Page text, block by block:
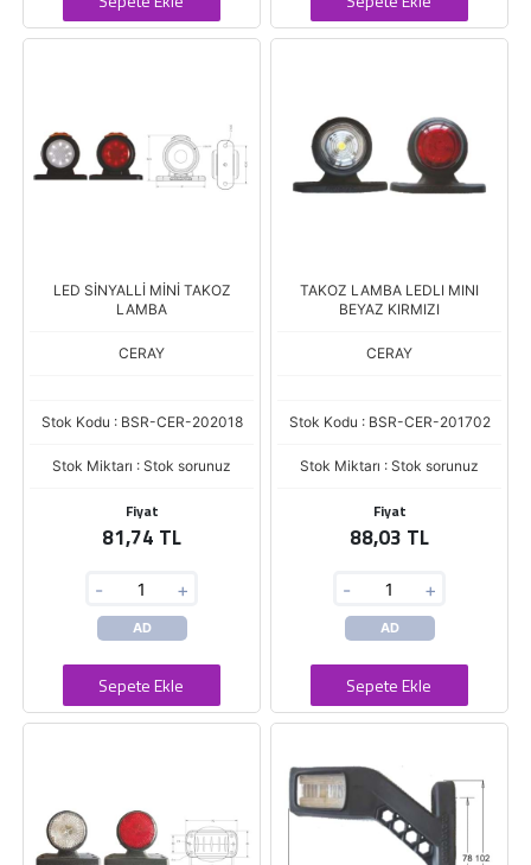
LED SİNYALLİ MİNİ TAKOZ
LAMBA
CERAY
Stok Kodu : BSR-CER-202018
Stok Miktarı : Stok sorunuz
Fiyat
81,74 TL
- +
AD
Sepete Ekle
TAKOZ LAMBA LEDLI MINI
BEYAZ KIRMIZI
CERAY
Stok Kodu : BSR-CER-201702
Stok Miktarı : Stok sorunuz
Fiyat
88,03 TL
- +
AD
Sepete Ekle